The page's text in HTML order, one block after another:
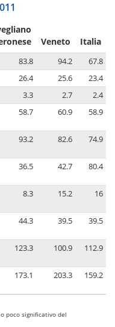
Veneto Italia
83.8 94.2
67.8
26.4 25.6
23.4
3.3 2.7
2.4
58.7 60.9 58.9
93.2 82.6 74.9
36.5 42.7 80.4
8.3 15.2 16
44.3 39.5 39.5
123.3 100.9 112.9
173.1 203.3 159.2
poco significativo del